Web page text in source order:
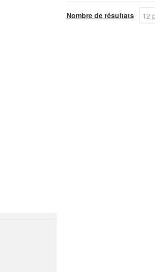
Nombre de résultats 12